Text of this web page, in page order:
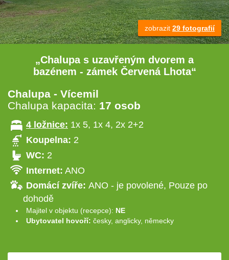
zobrazit 29 fotografií
„Chalupa s uzavřeným dvorem a
bazénem - zámek Červená Lhota“
Chalupa - Vícemil
Chalupa kapacita: 17 osob
4 ložnice: 1x 5, 1x 4, 2x 2+2
Koupelna: 2
WC: 2
Internet: ANO
Domácí zvíře: ANO - je povolené, Pouze po
dohodě
Majitel v objektu (recepce): NE
Ubytovatel hovoří: česky, anglicky, německy